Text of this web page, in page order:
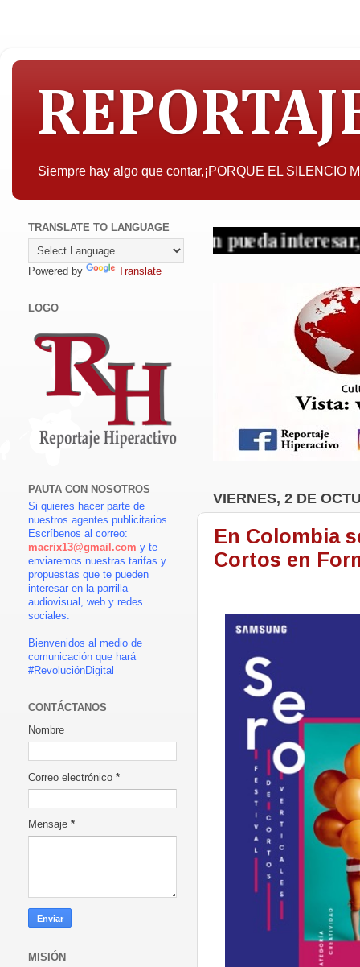
Siempre hay algo que contar,¡PORQUE EL SILENCIO
A quien pueda interesar, la
VIERNES, 2 DE
En Colombia
Cortos en
TRANSLATE TO LANGUAGE
Powered by Translate
LOGO
PAUTA CON NOSOTROS
Si quieres hacer parte de
nuestros agentes publicitarios.
Escríbenos al correo:
macrix13@gmail.com y te
enviaremos nuestras tarifas y
propuestas que te pueden
interesar en la parrilla
audiovisual, web y redes
sociales.
Bienvenidos al medio de
comunicación que hará
#RevoluciónDigital
CONTÁCTANOS
Nombre
Correo electrónico *
Mensaje *
MISIÓN